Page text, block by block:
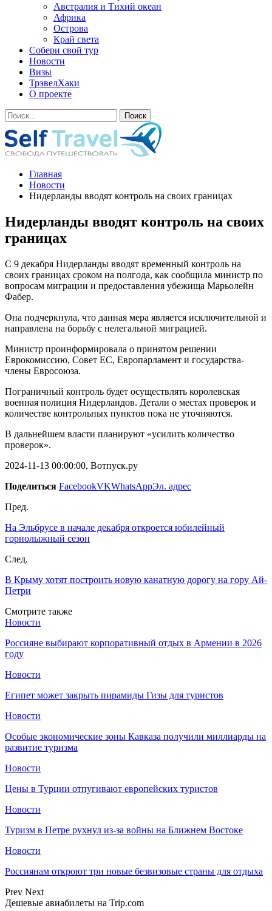
Австралия и Тихий океан
Африка
Острова
Край света
Собери свой тур
Новости
Визы
ТрэвелХаки
О проекте
Главная
Новости
Нидерланды вводят контроль на своих границах
Нидерланды вводят контроль на своих
границах
С 9 декабря Нидерланды вводят временный контроль на
своих границах сроком на полгода, как сообщила министр по
вопросам миграции и предоставления убежища Марьолейн
Фабер.
Она подчеркнула, что данная мера является исключительной и
направлена на борьбу с нелегальной миграцией.
Министр проинформировала о принятом решении
Еврокомиссию, Совет ЕС, Европарламент и государства-
члены Евросоюза.
Пограничный контроль будет осуществлять королевская
военная полиция Нидерландов. Детали о местах проверок и
количестве контрольных пунктов пока не уточняются.
В дальнейшем власти планируют «усилить количество
проверок».
2024-11-13 00:00:00, Вотпуск.ру
Поделиться FacebookVKWhatsAppЭл. адрес
Пред.
На Эльбрусе в начале декабря откроется юбилейный
горнолыжный сезон
След.
В Крыму хотят построить новую канатную дорогу на гору Ай-
Петри
Смотрите также
Новости
Россияне выбирают корпоративный отдых в Армении в 2026
году
Новости
Египет может закрыть пирамиды Гизы для туристов
Новости
Особые экономические зоны Кавказа получили миллиарды на
развитие туризма
Новости
Цены в Турции отпугивают европейских туристов
Новости
Туризм в Петре рухнул из-за войны на Ближнем Востоке
Новости
Россиянам откроют три новые безвизовые страны для отдыха
Prev Next
Дешевые авиабилеты на Trip.com